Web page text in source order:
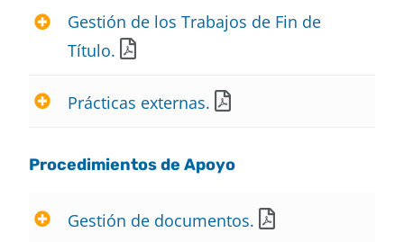
Gestión de los Trabajos de Fin de
Título.
Prácticas externas.
Procedimientos de Apoyo
Gestión de documentos.